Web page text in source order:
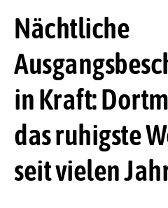
Nächtliche
in Kraft:
das ruhigste
seit vielen